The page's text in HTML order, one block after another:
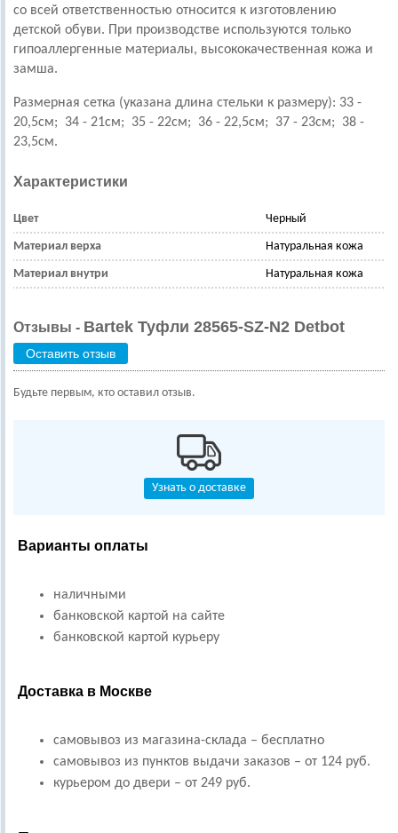
со всей ответственностью относится к изготовлению
детской обуви. При производстве используются только
гипоаллергенные материалы, высококачественная кожа и
замша.
Размерная сетка (указана длина стельки к размеру): 33 -
20,5см; 34 - 21см; 35 - 22см; 36 - 22,5см; 37 - 23см; 38 -
23,5см.
Характеристики
Цвет Черный
Материал верха Натуральная кожа
Материал внутри Натуральная кожа
Отзывы - Bartek Туфли 28565-SZ-N2 Detbot
Оставить отзыв
Будьте первым, кто оставил отзыв.
Узнать о доставке
Варианты оплаты
наличными
банковской картой на сайте
банковской картой курьеру
Доставка в Москве
самовывоз из магазина-склада – бесплатно
самовывоз из пунктов выдачи заказов – от 124 руб.
курьером до двери – от 249 руб.